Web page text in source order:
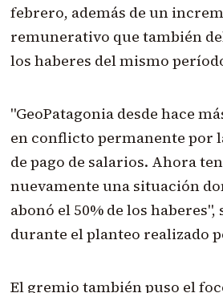
febrero, además de un
remunerativo que también
los haberes del mismo
"GeoPatagonia desde hace
en conflicto permanente por
de pago de salarios. Ahora
nuevamente una situación
abonó el 50% de los haberes",
durante el planteo realizado
El gremio también puso el